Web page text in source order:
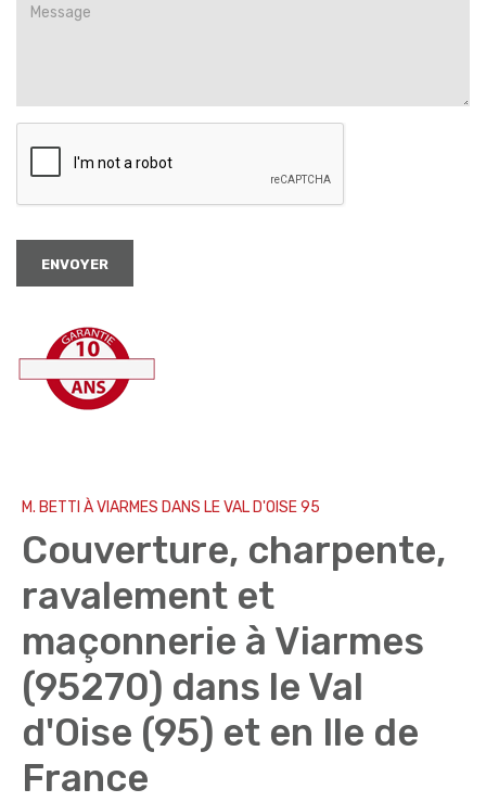
ENVOYER
M. BETTI À VIARMES DANS LE VAL D'OISE 95
Couverture, charpente,
ravalement et
maçonnerie à Viarmes
(95270) dans le Val
d'Oise (95) et en Ile de
France